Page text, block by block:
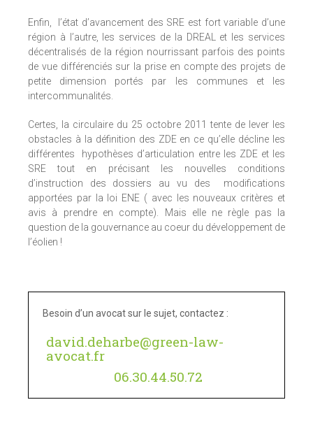
Enfin, l’état d’avancement des SRE est fort variable d’une
région à l’autre, les services de la DREAL et les services
décentralisés de la région nourrissant parfois des points
de vue différenciés sur la prise en compte des projets de
petite dimension portés par les communes et les
intercommunalités.
Certes, la circulaire du 25 octobre 2011 tente de lever les
obstacles à la définition des ZDE en ce qu’elle décline les
différentes hypothèses d’articulation entre les ZDE et les
SRE tout en précisant les nouvelles conditions
d’instruction des dossiers au vu des modifications
apportées par la loi ENE ( avec les nouveaux critères et
avis à prendre en compte). Mais elle ne règle pas la
question de la gouvernance au coeur du développement de
l’éolien !
Besoin d’un avocat sur le sujet, contactez :
david.deharbe@green-law-
avocat.fr
06.30.44.50.72